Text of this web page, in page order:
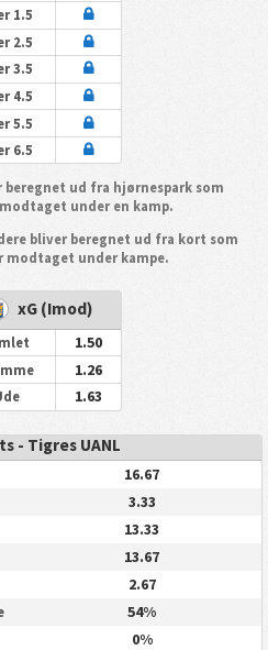
1.5
2.5
3.5
4.5
5.5
6.5
beregnet ud fra hjørnespark som
under en kamp.
bliver beregnet ud fra kort som
modtaget under kampe.
xG (Imod)
1.50
1.26
1.63
- Tigres UANL
16.67
3.33
13.33
13.67
2.67
54%
0%